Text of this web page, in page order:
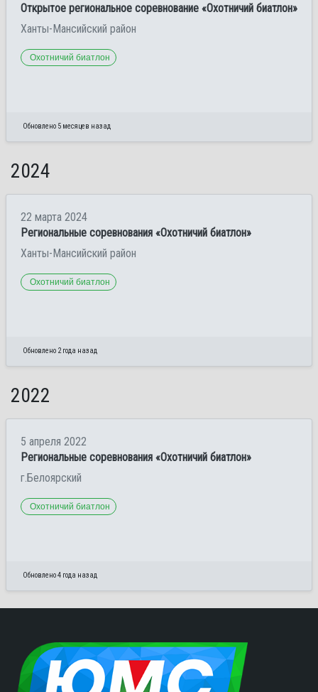
Открытое региональное соревнование «Охотничий биатлон»
Ханты-Мансийский район
Охотничий биатлон
Обновлено 5 месяцев назад
2024
22 марта 2024
Региональные соревнования «Охотничий биатлон»
Ханты-Мансийский район
Охотничий биатлон
Обновлено 2 года назад
2022
5 апреля 2022
Региональные соревнования «Охотничий биатлон»
г.Белоярский
Охотничий биатлон
Обновлено 4 года назад